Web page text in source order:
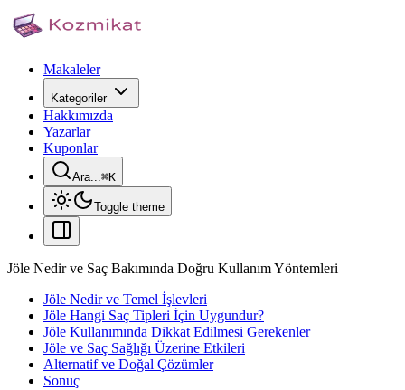
Makaleler
Kategoriler
Hakkımızda
Yazarlar
Kuponlar
Ara...⌘K
Toggle theme
Jöle Nedir ve Saç Bakımında Doğru Kullanım Yöntemleri
Jöle Nedir ve Temel İşlevleri
Jöle Hangi Saç Tipleri İçin Uygundur?
Jöle Kullanımında Dikkat Edilmesi Gerekenler
Jöle ve Saç Sağlığı Üzerine Etkileri
Alternatif ve Doğal Çözümler
Sonuç